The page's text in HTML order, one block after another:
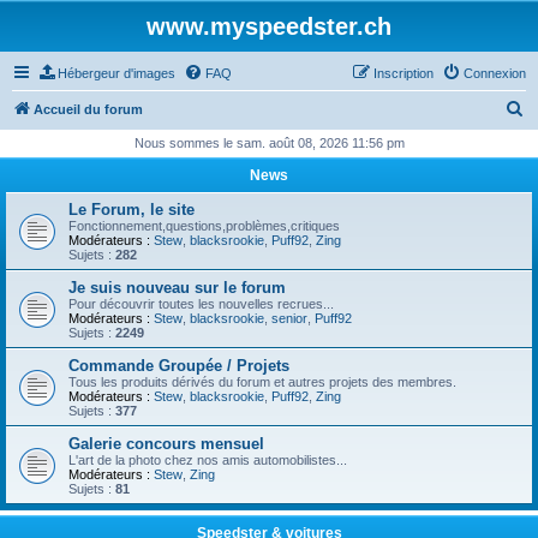
www.myspeedster.ch
Hébergeur d'images FAQ Connexion
Inscription
Accueil du forum
h
Nous sommes le sam. août 08, 2026 11:56 pm
News
Le Forum, le site
Fonctionnement,questions,problèmes,critiques
Modérateurs : Stew blacksrookie Puff92 Zing
Sujets : 282
Je suis nouveau sur le forum
Pour découvrir toutes les nouvelles recrues...
Modérateurs : Stew blacksrookie senior Puff92
Sujets : 2249
Commande Groupée / Projets
Tous les produits dérivés du forum et autres projets des membres.
Modérateurs : Stew blacksrookie Puff92 Zing
Sujets : 377
Galerie concours mensuel
L'art de la photo chez nos amis automobilistes...
Modérateurs : Stew Zing
Sujets : 81
Speedster & voitures